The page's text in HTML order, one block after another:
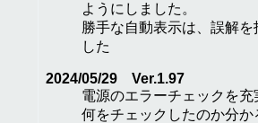
ようにしました。
勝手な自動表示は、誤解を
した
2024/05/29 Ver.1.97
電源のエラーチェックを充
何をチェックしたのか分か